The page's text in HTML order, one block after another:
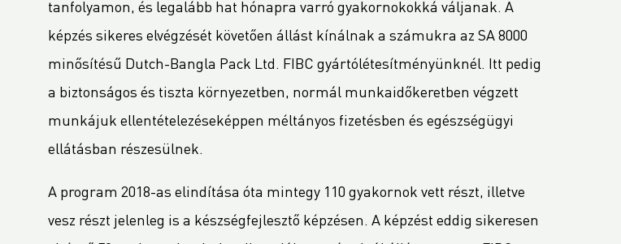
tanfolyamon, és legalább hat hónapra varró gyakornokokká váljanak. A
képzés sikeres elvégzését követően állást kínálnak a számukra az SA 8000
minősítésű Dutch-Bangla Pack Ltd. FIBC gyártólétesítményünknél. Itt pedig
a biztonságos és tiszta környezetben, normál munkaidőkeretben végzett
munkájuk ellentételezéseképpen méltányos fizetésben és egészségügyi
ellátásban részesülnek.
A program 2018-as elindítása óta mintegy 110 gyakornok vett részt, illetve
vesz részt jelenleg is a készségfejlesztő képzésen. A képzést eddig sikeresen